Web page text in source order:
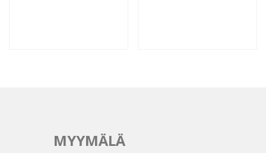
MYYMÄLÄ